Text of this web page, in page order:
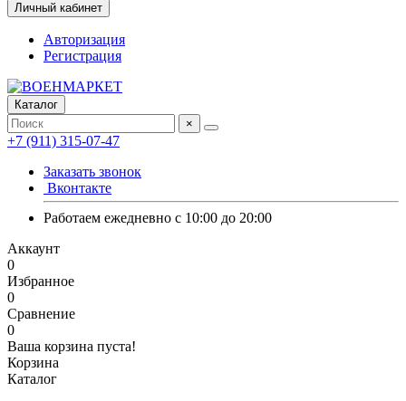
Личный кабинет
Авторизация
Регистрация
Каталог
×
+7 (911) 315-07-47
Заказать звонок
Вконтакте
Работаем ежедневно с 10:00 до 20:00
Аккаунт
0
Избранное
0
Сравнение
0
Ваша корзина пуста!
Корзина
Каталог